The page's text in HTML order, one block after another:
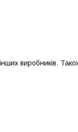
виробників.